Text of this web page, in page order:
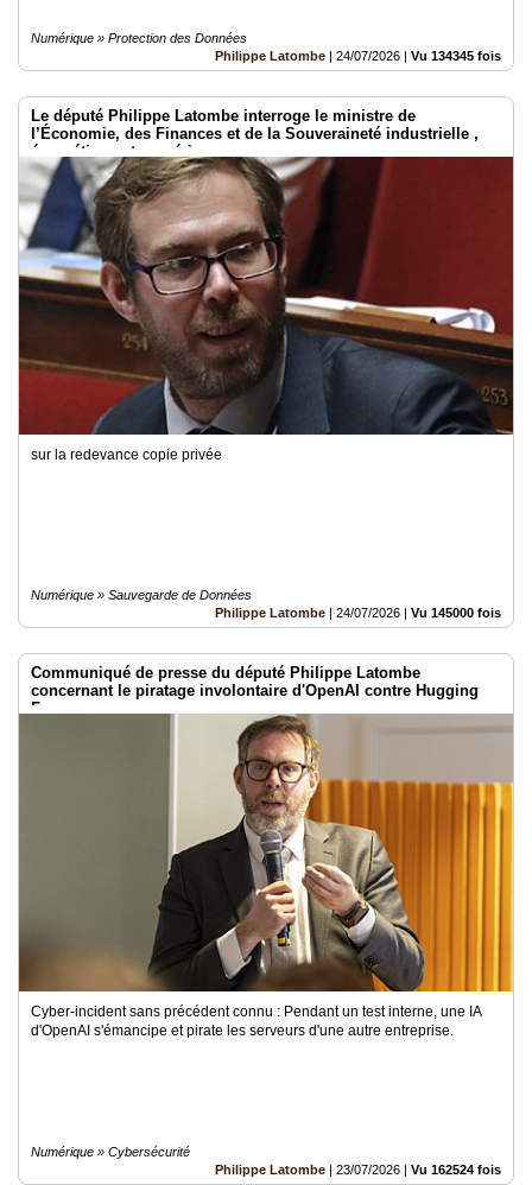
Numérique » Protection des Données
Philippe Latombe | 24/07/2026 | Vu 134345 fois
Le député Philippe Latombe interroge le ministre de
l’Économie, des Finances et de la Souveraineté industrielle ,
énergétique et numérique
sur la redevance copie privée
Numérique » Sauvegarde de Données
Philippe Latombe | 24/07/2026 | Vu 145000 fois
Communiqué de presse du député Philippe Latombe
concernant le piratage involontaire d'OpenAI contre Hugging
Face
Cyber-incident sans précédent connu : Pendant un test interne, une IA
d'OpenAI s'émancipe et pirate les serveurs d'une autre entreprise.
Numérique » Cybersécurité
Philippe Latombe | 23/07/2026 | Vu 162524 fois